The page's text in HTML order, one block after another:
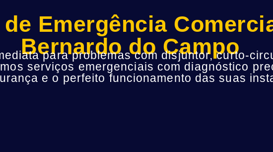
Emergência
Bernardo do Campo
para problemas com disjuntor, curto-
serviços emergenciais com diagnóstico
e o perfeito funcionamento das suas